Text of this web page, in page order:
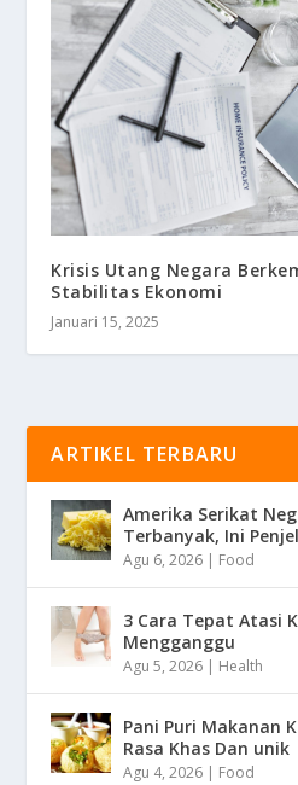
Krisis Utang Negara
Stabilitas Ekonomi
Januari 15, 2025
ARTIKEL TERBARU
Amerika Serikat
Terbanyak, Ini
Agu 6, 2026 | Food
3 Cara Tepat Atasi
Mengganggu
Agu 5, 2026 | Health
Pani Puri Makanan
Rasa Khas Dan unik
Agu 4, 2026 | Food